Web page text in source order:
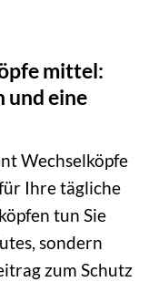
mittel:
und eine
Wechselköpfe
Ihre tägliche
tun Sie
sondern
zum Schutz